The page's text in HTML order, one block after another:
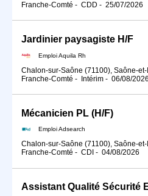
Franche-Comté - CDD - 25/07/2026
Jardinier paysagiste H/F
Emploi Aquila Rh
Chalon-sur-Saône (71100), Saône-
Franche-Comté - Intérim - 06/08/2026
Mécanicien PL (H/F)
Emploi Adsearch
Chalon-sur-Saône (71100), Saône-
Franche-Comté - CDI - 04/08/2026